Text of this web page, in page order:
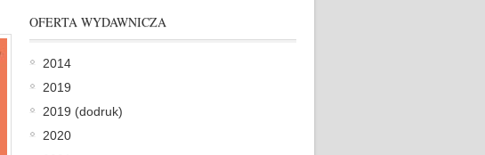
OFERTA WYDAWNICZA
2014
2019
2019 (dodruk)
2020